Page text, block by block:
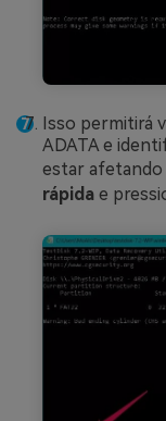
Isso permitirá
ADATA e
estar afetando
rápida e